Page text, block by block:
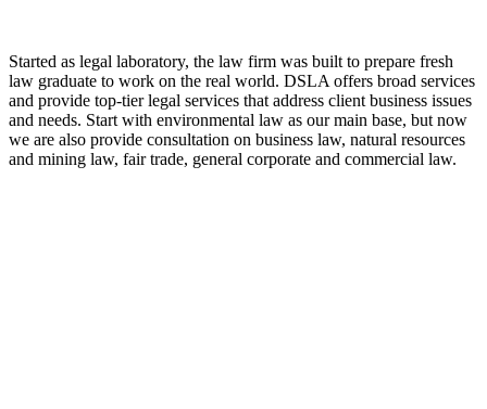
Started as legal laboratory, the law firm was built to prepare fresh
law graduate to work on the real world. DSLA offers broad services
and provide top-tier legal services that address client business issues
and needs. Start with environmental law as our main base, but now
we are also provide consultation on business law, natural resources
and mining law, fair trade, general corporate and commercial law.